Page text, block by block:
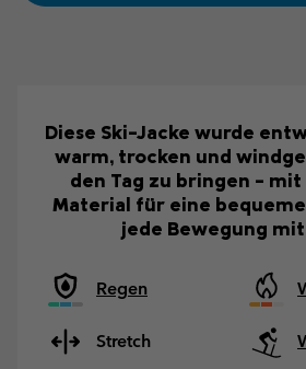
Diese Ski-Jacke wurde
warm, trocken und
den Tag zu bringen –
Material für eine
jede Bewegung
Regen
Stretch